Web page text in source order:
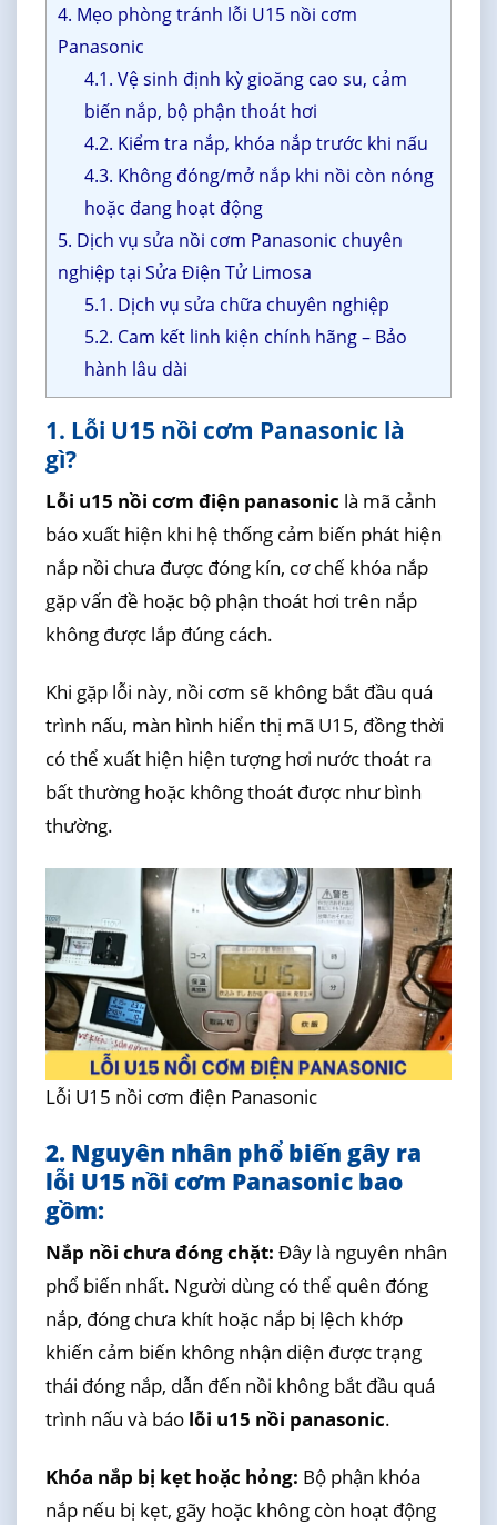
4. Mẹo phòng tránh lỗi U15 nồi cơm
Panasonic
4.1. Vệ sinh định kỳ gioăng cao su, cảm
biến nắp, bộ phận thoát hơi
4.2. Kiểm tra nắp, khóa nắp trước khi nấu
4.3. Không đóng/mở nắp khi nồi còn nóng
hoặc đang hoạt động
5. Dịch vụ sửa nồi cơm Panasonic chuyên
nghiệp tại Sửa Điện Tử Limosa
5.1. Dịch vụ sửa chữa chuyên nghiệp
5.2. Cam kết linh kiện chính hãng – Bảo
hành lâu dài
1. Lỗi U15 nồi cơm Panasonic là
gì?
Lỗi u15 nồi cơm điện panasonic là mã cảnh
báo xuất hiện khi hệ thống cảm biến phát hiện
nắp nồi chưa được đóng kín, cơ chế khóa nắp
gặp vấn đề hoặc bộ phận thoát hơi trên nắp
không được lắp đúng cách.
Khi gặp lỗi này, nồi cơm sẽ không bắt đầu quá
trình nấu, màn hình hiển thị mã U15, đồng thời
có thể xuất hiện hiện tượng hơi nước thoát ra
bất thường hoặc không thoát được như bình
thường.
Lỗi U15 nồi cơm điện Panasonic
2. Nguyên nhân phổ biến gây ra
lỗi U15 nồi cơm Panasonic bao
gồm:
Nắp nồi chưa đóng chặt: Đây là nguyên nhân
phổ biến nhất. Người dùng có thể quên đóng
nắp, đóng chưa khít hoặc nắp bị lệch khớp
khiến cảm biến không nhận diện được trạng
thái đóng nắp, dẫn đến nồi không bắt đầu quá
trình nấu và báo lỗi u15 nồi panasonic.
Khóa nắp bị kẹt hoặc hỏng: Bộ phận khóa
nắp nếu bị kẹt, gãy hoặc không còn hoạt động